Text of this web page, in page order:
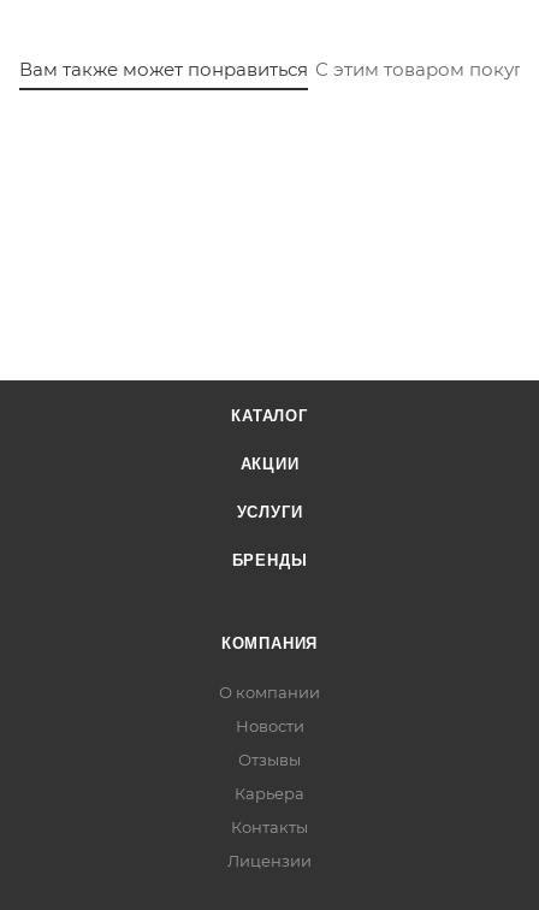
Вам также может понравиться С этим товаром
КАТАЛОГ
АКЦИИ
УСЛУГИ
БРЕНДЫ
КОМПАНИЯ
О компании
Новости
Отзывы
Карьера
Контакты
Лицензии